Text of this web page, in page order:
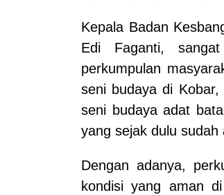
Kepala Badan
Edi Faganti,
perkumpulan
seni budaya di
seni budaya adat
yang sejak dulu sudah
Dengan adanya,
kondisi yang aman